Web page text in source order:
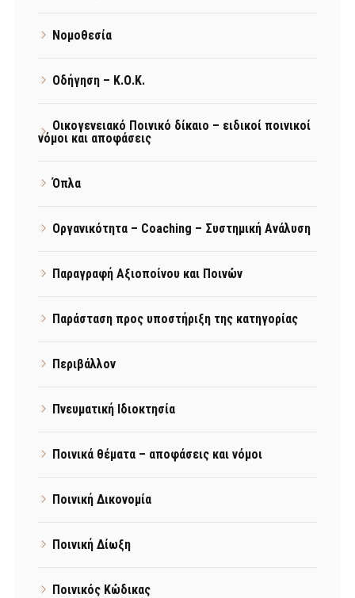
Νομοθεσία
Οδήγηση – Κ.Ο.Κ.
Οικογενειακό Ποινικό δίκαιο – ειδικοί ποινικοί
νόμοι και αποφάσεις
Όπλα
Οργανικότητα – Coaching – Συστημική Ανάλυση
Παραγραφή Αξιοποίνου και Ποινών
Παράσταση προς υποστήριξη της κατηγορίας
Περιβάλλον
Πνευματική Ιδιοκτησία
Ποινικά θέματα – αποφάσεις και νόμοι
Ποινική Δικονομία
Ποινική Δίωξη
Ποινικός Κώδικας